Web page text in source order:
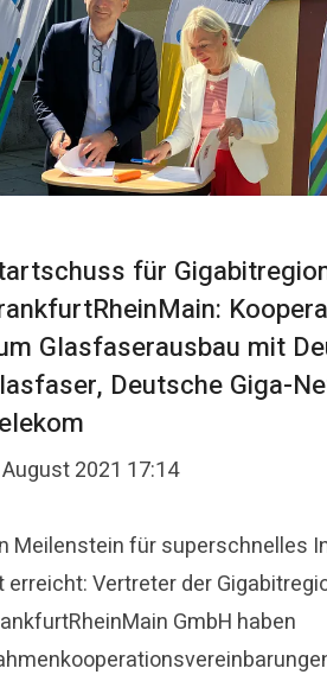
für
Glasfaserausbau mit
Deutsche Giga-
2021 17:14
Meilenstein für superschnelles
erreicht: Vertreter der
GmbH haben